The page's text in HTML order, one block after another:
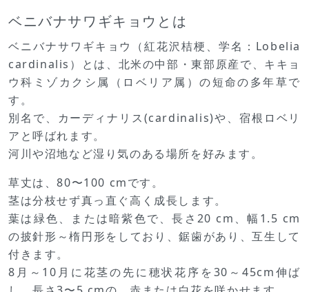
ベニバナサワギキョウとは
ベニバナサワギキョウ（紅花沢桔梗、学名：Lobelia
cardinalis）とは、北米の中部・東部原産で、キキョ
ウ科ミゾカクシ属（ロベリア属）の短命の多年草で
す。
別名で、カーディナリス(cardinalis)や、宿根ロベリ
アと呼ばれます。
河川や沼地など湿り気のある場所を好みます。
草丈は、80〜100 cmです。
茎は分枝せず真っ直ぐ高く成長します。
葉は緑色、または暗紫色で、長さ20 cm、幅1.5 cm
の披針形～楕円形をしており、鋸歯があり、互生して
付きます。
8月～10月に花茎の先に穂状花序を30～45cm伸ば